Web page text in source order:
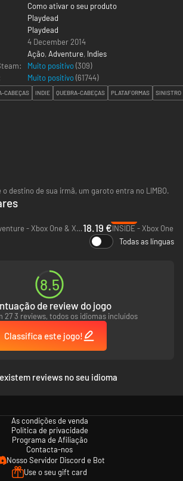
Como ativar o seu produto
Playdead
Playdead
4 December 2014
Ação, Adventure, Indies
Muito positivo(309)
Muito positivo(61744)
CABEÇAS INDIE QUEBRA-CABEÇAS PLATAFORMAS SINISTRO
destino de sua irmã, um garoto entra no LIMBO.
Marsupilami - Hoobadventure - Xbox One & Xbox Series X|S18.19 €INSIDE - Xbox One
Todas as línguas
8.5
de review do jogo
27 3 reviews, todos os idiomas incluídos
Classifica este jogo!
reviews no seu idioma
As condições de venda
Política de privacidade
Programa de Afiliação
Contacta-nos
Nosso Servidor Discord e Bot
Use o seu gift card